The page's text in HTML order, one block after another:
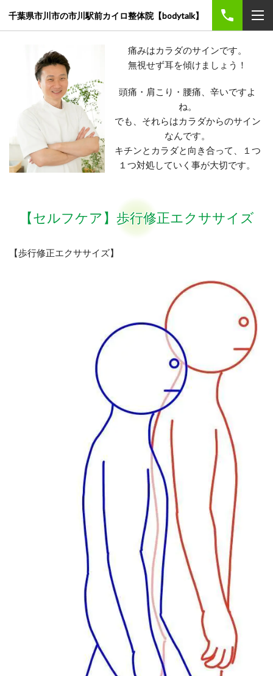
千葉県市川市の市川駅前カイロ整体院【bodytalk】
痛みはカラダのサインです。
無視せず耳を傾けましょう！
頭痛・肩こり・腰痛、辛いですよ
ね。
でも、それらはカラダからのサイン
なんです。
キチンとカラダと向き合って、
１つ
１つ対処していく事が大切です。
【セルフケア】歩行修正エクササイズ
【歩行修正エクササイズ】